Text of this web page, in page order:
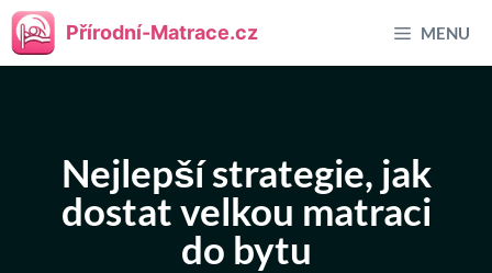
Přeskočit
na
Přírodní-Matrace.cz MENU
Nejlepší strategie, jak
dostat velkou matraci
do bytu